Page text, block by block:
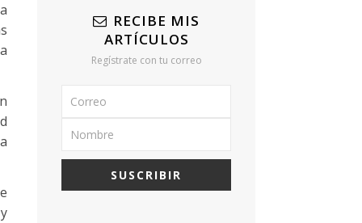
RECIBE MIS
ARTÍCULOS
Regístrate con tu correo